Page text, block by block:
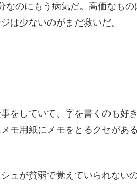
なのにもう病気だ。高価なも
は少ないのがまだ救いだ。
をしていて、字を書くのも好
モ用紙にメモをとるクセがある
ュが貧弱で覚えていられない